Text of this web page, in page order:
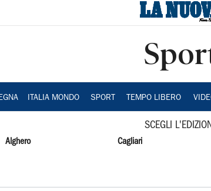
ITALIA MONDO SPORT TEMPO LIBERO
SCEGLI
Alghero Cagliari